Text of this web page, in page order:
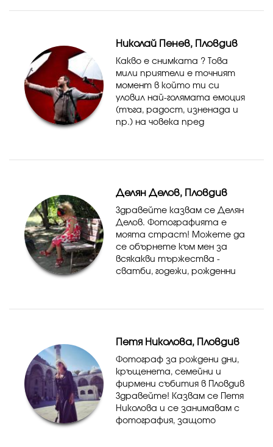
Николай Пенев, Пловдив
Какво е снимката ? Това
мили приятели е точният
момент в който ти си
уловил най-голямата емоция
(тъга, радост, изненада и
пр.) на човека пред
Делян Делов, Пловдив
Здравейте казвам се Делян
Делов. Фотографията е
моята страст! Можете да
се обърнете към мен за
всякакви тържества -
сватби, годежи, рожденни
важен за Вас празник,
Петя Николова, Пловдив
Фотограф за рождени дни,
кръщенета, семейни и
фирмени събития в Пловдив
Здравейте! Казвам се Петя
Николова и се занимавам с
фотография, защото